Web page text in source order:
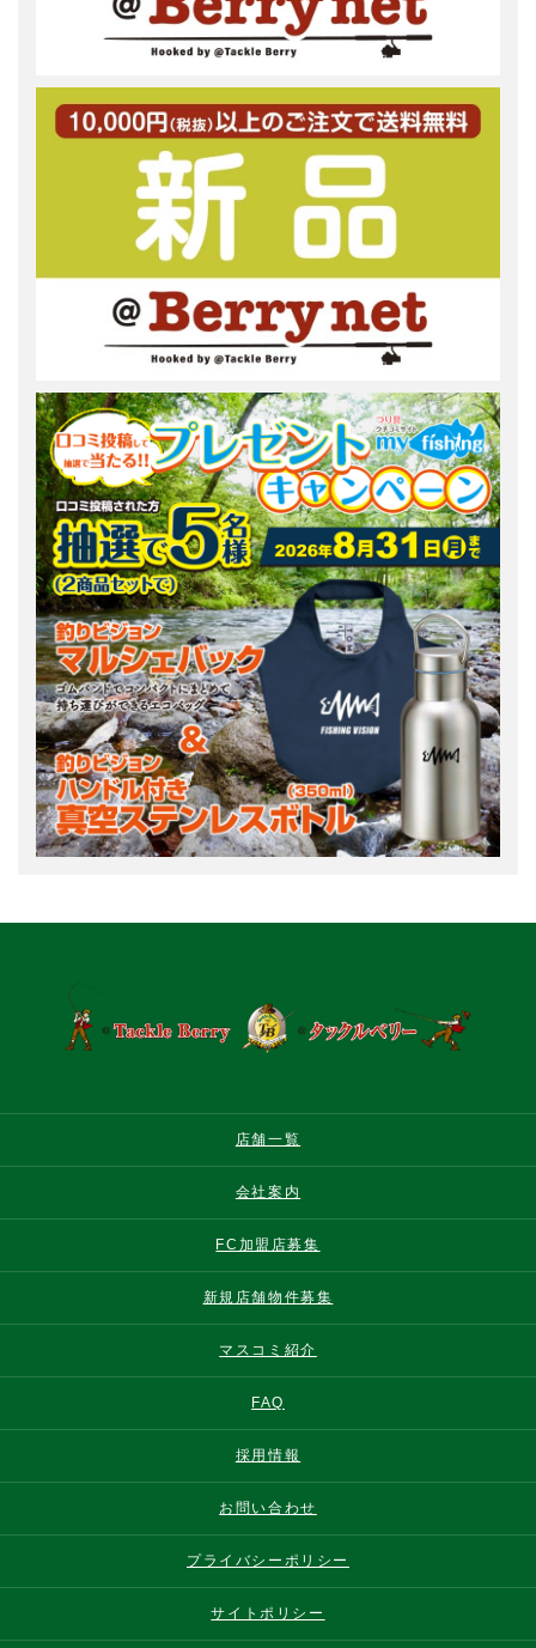
店舗一覧
会社案内
FC加盟店募集
新規店舗物件募集
マスコミ紹介
FAQ
採用情報
お問い合わせ
プライバシーポリシー
サイトポリシー